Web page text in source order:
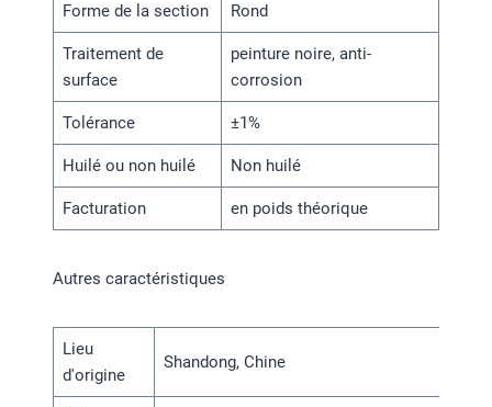
Forme de la section Rond
Traitement de
surface
peinture noire, anti-
corrosion
Tolérance ±1%
Huilé ou non huilé Non huilé
Facturation en poids théorique
Autres caractéristiques
Lieu
d'origine
Shandong, Chine